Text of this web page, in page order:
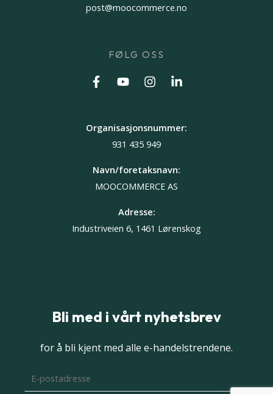
post@moocommerce.no
FØLG OSS
Organisasjonsnummer:
931 435 949
Navn/foretaksnavn:
MOOCOMMERCE AS
Adresse:
Industriveien 6, 1461 Lørenskog
Bli med i vårt nyhetsbrev
for å bli kjent med alle e-handelstrendene.